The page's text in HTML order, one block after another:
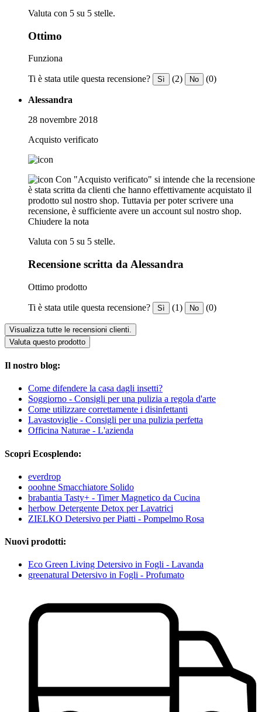
Valuta con 5 su 5 stelle.
Ottimo
Funziona
Ti è stata utile questa recensione? Sì (2) No (0)
Alessandra
28 novembre 2018
Acquisto verificato
Con "Acquisto verificato" si intende che la recensione
è stata scritta da clienti che hanno effettivamente acquistato il
prodotto sul nostro shop. Tuttavia per poter scrivere una
recensione, è sufficiente avere un account sul nostro shop.
Chiudere la nota
Valuta con 5 su 5 stelle.
Recensione scritta da Alessandra
Ottimo prodotto
Ti è stata utile questa recensione? Sì (1) No (0)
Visualizza tutte le recensioni clienti.
Valuta questo prodotto
Il nostro blog:
Come difendere la casa dagli insetti?
Soggiorno - Consigli per una pulizia a regola d'arte
Come utilizzare correttamente i disinfettanti
Lavastoviglie - Consigli per una pulizia perfetta
Officina Naturae - L'azienda
Scopri Ecosplendo:
everdrop
ooohne Smacchiatore Solido
brabantia Tasty+ - Timer Magnetico da Cucina
herbow Detergente Detox per Lavatrici
ZIELKO Detersivo per Piatti - Pompelmo Rosa
Nuovi prodotti:
Eco Green Living Detersivo in Fogli - Lavanda
greenatural Detersivo in Fogli - Profumato